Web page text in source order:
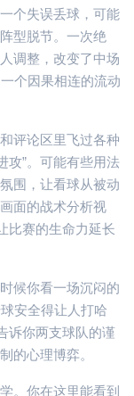
个失误丢球，可能
型脱节。一次绝
调整，改变了中场
个因果相连的流动
评论区里飞过各种
攻”。可能有些用法
围，让看球从被动
面的战术分析视
比赛的生命力延长
候你看一场沉闷的
安全得让人打哈
诉你两支球队的谨
的心理博弈。
。你在这里能看到